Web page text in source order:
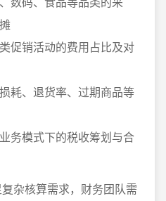
促销活动的费用占比及对
耗、退货率、过期商品等
务模式下的税收筹划与合
杂核算需求，财务团队需